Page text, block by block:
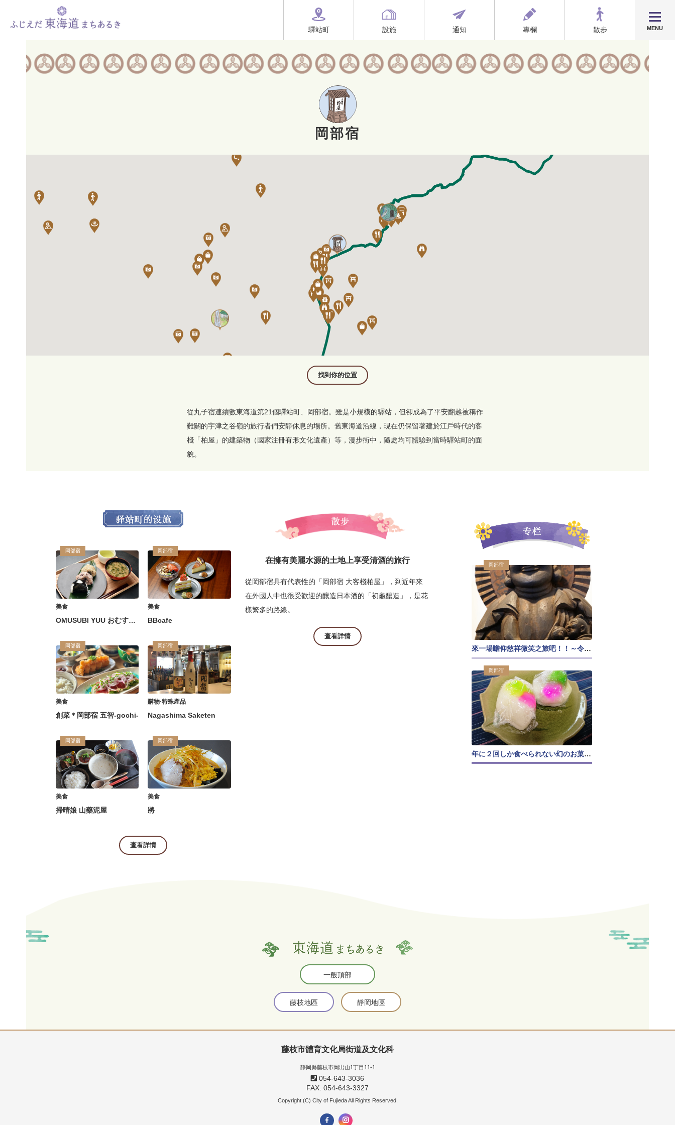
MENU
驛站町 設施 通知 專欄 散步
岡部宿
找到你的位置
從丸子宿連續數東海道第21個驛站町、岡部宿。雖是小規模的驛站，但卻成為了平安翻越被稱作
難關的宇津之谷嶺的旅行者們安靜休息的場所。舊東海道沿線，現在仍保留著建於江戶時代的客
棧「柏屋」的建築物（國家注冊有形文化遺產）等，漫步街中，隨處均可體驗到當時驛站町的面
貌。
岡部宿
美食
OMUSUBI YUU おむすび 結
岡部宿
美食
BBcafe
岡部宿
美食
創菜＊岡部宿 五智-gochi-
岡部宿
購物·特殊產品
Nagashima Saketen
岡部宿
美食
掃晴娘 山藥泥屋
岡部宿
美食
將
查看詳情
在擁有美麗水源的土地上享受清酒的旅行
從岡部宿具有代表性的「岡部宿 大客棧柏屋」，到近年來
在外國人中也很受歡迎的釀造日本酒的「初龜釀造」，是花
樣繁多的路線。
查看詳情
岡部宿
來一場瞻仰慈祥微笑之旅吧！！～令人心境平和的木喰佛巡禮～
岡部宿
年に２回しか食べられない幻のお菓子「花餅」って？？
一般頂部
藤枝地區 靜岡地區
藤枝市體育文化局街道及文化科
靜岡縣藤枝市岡出山1丁目11-1
054-643-3036
FAX. 054-643-3327
Copyright (C) City of Fujieda All Rights Reserved.